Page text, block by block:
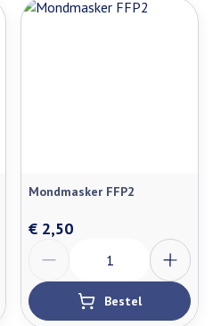
Mondmasker FFP2
€ 2,50
Bestel